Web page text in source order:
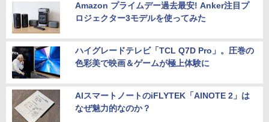
Amazon プライムデー過去最安! Anker注目プ
ロジェクター3モデルを使ってみた
ハイグレードテレビ「TCL Q7D Pro」。圧巻の
色彩美で映画＆ゲームが極上体験に
AIスマートノートのiFLYTEK「AINOTE 2」は
なぜ魅力的なのか？